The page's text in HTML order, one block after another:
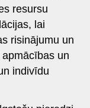
resursu
lai
risinājumu un
un
indivīdu